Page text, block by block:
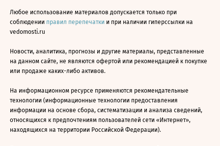
Любое использование материалов допускается только при
соблюдении правил перепечатки и при наличии гиперссылки на
vedomosti.ru
Новости, аналитика, прогнозы и другие материалы, представленные
на данном сайте, не являются офертой или рекомендацией к покупке
или продаже каких-либо активов.
На информационном ресурсе применяются рекомендательные
технологии (информационные технологии предоставления
информации на основе сбора, систематизации и анализа сведений,
относящихся к предпочтениям пользователей сети «Интернет»,
находящихся на территории Российской Федерации).